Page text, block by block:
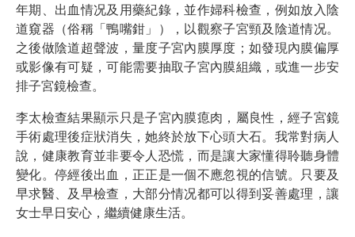
年期、出血情况及用藥紀錄，並作婦科檢查，例如放入陰
道窺器（俗稱「鴨嘴鉗」），以觀察子宮頸及陰道情况。
之後做陰道超聲波，量度子宮內膜厚度；如發現內膜偏厚
或影像有可疑，可能需要抽取子宮內膜組織，或進一步安
排子宮鏡檢查。
李太檢查結果顯示只是子宮內膜瘜肉，屬良性，經子宮鏡
手術處理後症狀消失，她終於放下心頭大石。我常對病人
說，健康教育並非要令人恐慌，而是讓大家懂得聆聽身體
變化。停經後出血，正正是一個不應忽視的信號。只要及
早求醫、及早檢查，大部分情况都可以得到妥善處理，讓
女士早日安心，繼續健康生活。